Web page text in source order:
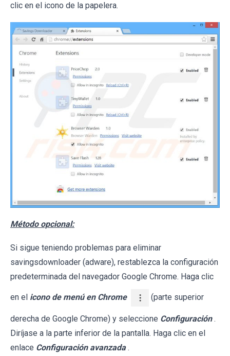
clic en el icono de la papelera.
Método opcional:
Si sigue teniendo problemas para eliminar
savingsdownloader (adware), restablezca la configuración
predeterminada del navegador Google Chrome. Haga clic
en el icono de menú en Chrome (parte superior
derecha de Google Chrome) y seleccione Configuración .
Diríjase a la parte inferior de la pantalla. Haga clic en el
enlace Configuración avanzada .